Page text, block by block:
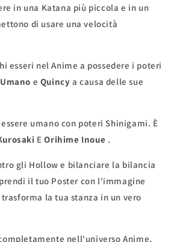
in una Katana più piccola e in un
di usare una velocità
esseri nel Anime a possedere i poteri
Umano e Quincy a causa delle sue
umano con poteri Shinigami. È
E Orihime Inoue .
gli Hollow e bilanciare la bilancia
il tuo Poster con l'immagine
la tua stanza in un vero
nell'universo Anime,